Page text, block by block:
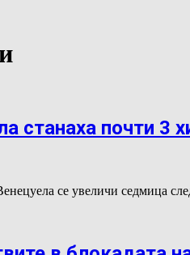
станаха почти 3
се увеличи седмица